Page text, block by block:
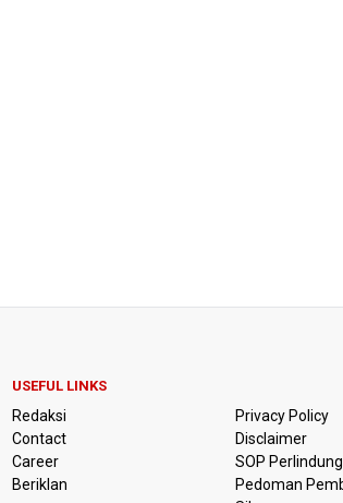
USEFUL LINKS
Redaksi
Contact
Career
Beriklan
Privacy Policy
Disclaimer
SOP
Pedoman